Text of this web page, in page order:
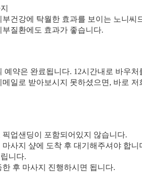
건강에 탁월한 효과를 보이는 노니씨
질환에도 효과가 좋습니다.
예약은 완료됩니다. 12시간내로 바우
일로 받아보시지 못하셨으면, 바로 저
업샌딩이 포함되어있지 않습니다.
사지 샾에 도착 후 대기해주셔야 합니
니다.
후 마사지 진행하시면 됩니다.